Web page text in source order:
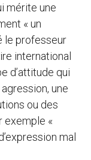
mérite une
« un
le professeur
international
d’attitude qui
une
ou des
exemple «
mal